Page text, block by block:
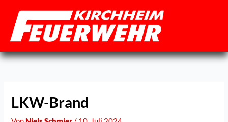
Inhalt
springen
LKW-Brand